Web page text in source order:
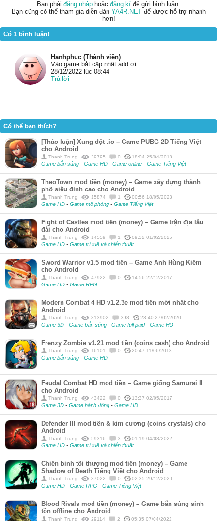
Bạn phải đăng nhập hoặc đăng kí để gửi bình luận.
Bạn cũng có thể tham gia diễn đàn YA4R.NETđể được hỗ trợ nhanh
hơn!
Có 1 bình luận!
Hanhphuc (Thành viên)
Vào game bắt cập nhật add ơi
28/12/2022 lúc 08:44
Trả lời
Có thể bạn thích?
[Thảo luận] Xung đột .io – Game PUBG 2D Tiếng Việt
cho Android
Thanh Trung 39795 0 18:04 25/04/2018
Game bắn súng - Game HD - Game online - Game Tiếng Việt
TheoTown mod tiền (money) – Game xây dựng thành
phố siêu đỉnh cao cho Android
Thanh Trung 15874 1 00:56 18/05/2023
Game HD - Game mô phỏng - Game Tiếng Việt
Fight of Castles mod tiền (money) – Game trận địa lâu
đài cho Android
Thanh Trung 14559 1 09:32 01/02/2025
Game HD - Game trí tuệ và chiến thuật
Sword Warrior v1.5 mod tiền – Game Anh Hùng Kiếm
cho Android
Thanh Trung 47922 0 14:56 22/12/2017
Game HD - Game RPG
Modern Combat 4 HD v1.2.3e mod tiền mới nhất cho
Android
Thanh Trung 313902 398 23:40 27/02/2020
Game 3D - Game bắn súng - Game full paid- Game HD
Frenzy Zombie v1.21 mod tiền (coins cash) cho Android
Thanh Trung 16101 0 20:47 11/06/2018
Game bắn súng - Game HD
Feudal Combat HD mod tiền – Game giống Samurai II
cho Android
Thanh Trung 43422 0 13:37 02/05/2017
Game 3D - Game hành động - Game HD
Defender III mod tiền & kim cương (coins crystals) cho
Android
Thanh Trung 59316 3 01:19 04/08/2022
Game HD - Game trí tuệ và chiến thuật
Chiến binh tối thượng mod tiền (money) – Game
Shadow of Death Tiếng Việt cho Android
Thanh Trung 37022 0 02:35 29/12/2020
Game HD - Game RPG - Game Tiếng Việt
Blood Rivals mod tiền (money) – Game bắn súng sinh
tồn offline cho Android
Thanh Trung 29114 2 05:35 07/04/2022